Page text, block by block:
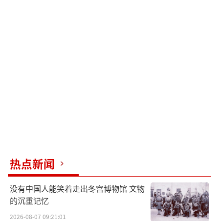
热点新闻
没有中国人能笑着走出冬宫博物馆 文物
的沉重记忆
2026-08-07 09:21:01